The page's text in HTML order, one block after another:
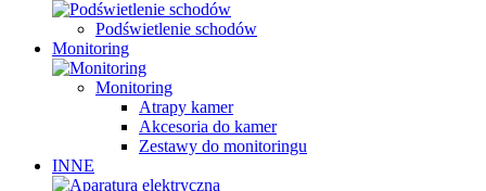
Podświetlenie schodów
Monitoring
Monitoring
Atrapy kamer
Akcesoria do kamer
Zestawy do monitoringu
INNE